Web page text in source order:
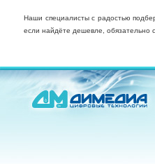
Наши специалисты с радостью
если найдёте дешевле, обязательно